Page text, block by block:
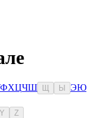
ФХЦЧШ Ы ЭЮ
Y Z